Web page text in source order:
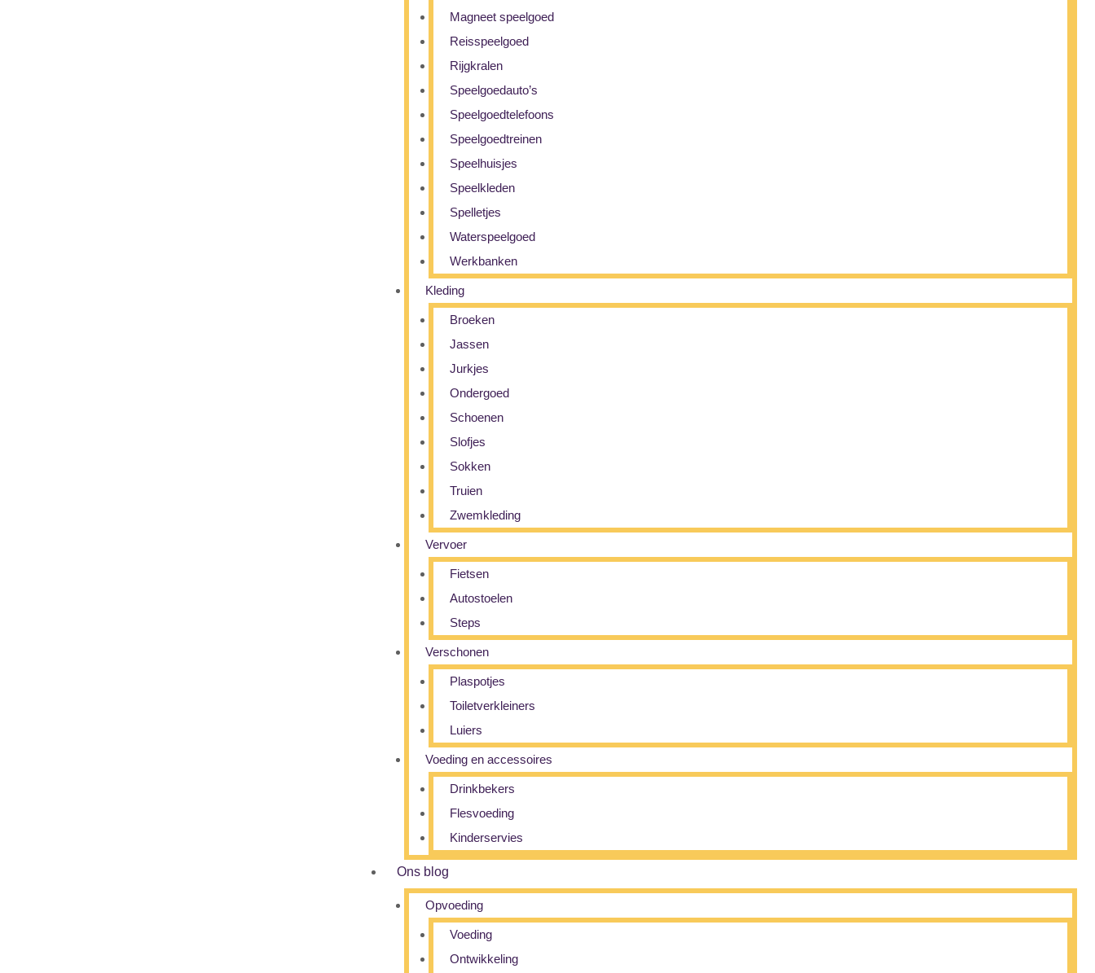
Magneet speelgoed
Reisspeelgoed
Rijgkralen
Speelgoedauto’s
Speelgoedtelefoons
Speelgoedtreinen
Speelhuisjes
Speelkleden
Spelletjes
Waterspeelgoed
Werkbanken
Kleding
Broeken
Jassen
Jurkjes
Ondergoed
Schoenen
Slofjes
Sokken
Truien
Zwemkleding
Vervoer
Fietsen
Autostoelen
Steps
Verschonen
Plaspotjes
Toiletverkleiners
Luiers
Voeding en accessoires
Drinkbekers
Flesvoeding
Kinderservies
Ons blog
Opvoeding
Voeding
Ontwikkeling